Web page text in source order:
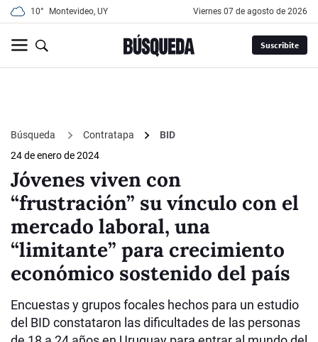
10° Montevideo, UY viernes 07 de agosto de 2026
Suscribite
Búsqueda Contratapa
BID
24 de enero de 2024
Jóvenes viven con
“frustración” su vínculo con el
mercado laboral, una
“limitante” para crecimiento
económico sostenido del país
Encuestas y grupos focales hechos para un estudio
del BID constataron las dificultades de las personas